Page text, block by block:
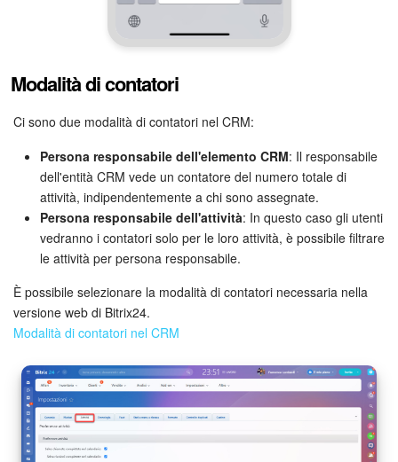
Modalità di contatori
Ci sono due modalità di contatori nel CRM:
Persona responsabile dell'elemento CRM: Il responsabile
dell'entità CRM vede un contatore del numero totale di
attività, indipendentemente a chi sono assegnate.
Persona responsabile dell'attività: In questo caso gli utenti
vedranno i contatori solo per le loro attività, è possibile filtrare
le attività per persona responsabile.
È possibile selezionare la modalità di contatori necessaria nella
versione web di Bitrix24.
Modalità di contatori nel CRM